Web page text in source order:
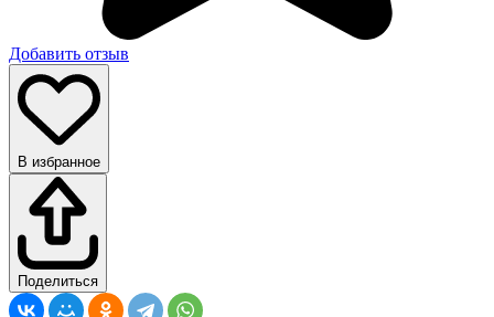
Добавить отзыв
В избранное
Поделиться